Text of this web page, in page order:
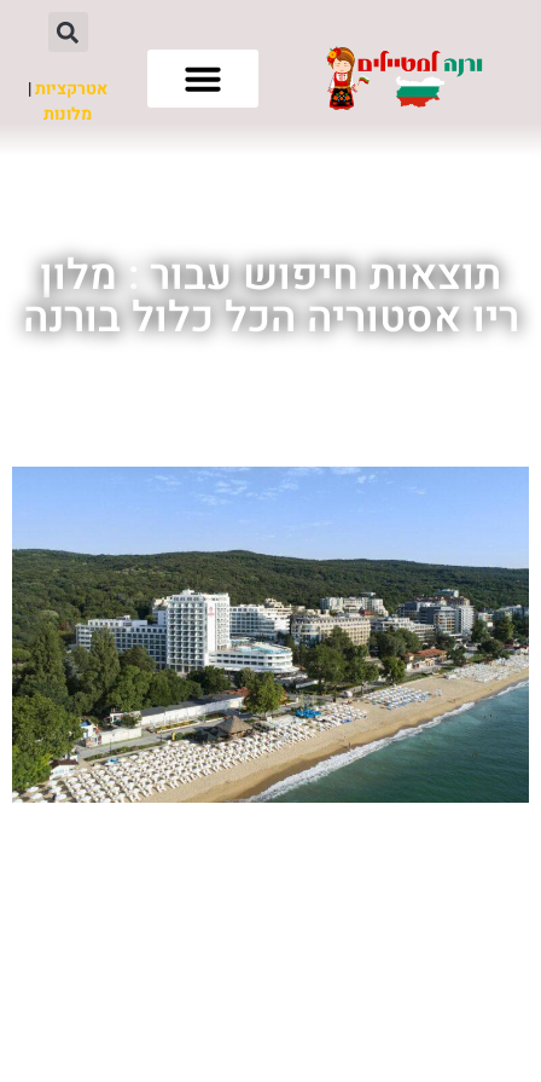
אטרקציות|
מלונות
תוצאות חיפוש עבור : מלון
ריו אסטוריה הכל כלול בורנה